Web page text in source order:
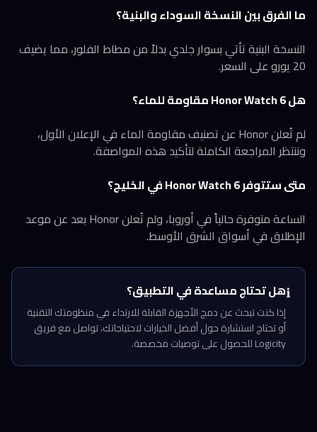
ما الفرق بين النسخة السوداء والبنية؟
النسخة البنية تأتي بسوار جلدي بدلاً من مطاط الفلور، مما يضيف
20 يورو على السعر.
هل Honor Watch 6 مقاومة للماء؟
لم تُعلن Honor عن تصنيف مقاومة الماء في الإعلان الأول،
وننتظر المراجعة الكاملة لتأكيد هذه المواصفة.
متى ستتوفر Honor Watch 6 في الخليج؟
الساعة متوفرة حالياً في أوروبا، ولم تُعلن Honor بعد عن موعد
الإطلاق في أسواق الشرق الأوسط.
ℹ️هل تحتاج مساعدة في التطبيق؟
إذا كنت تبحث عن دمج الأجهزة القابلة للارتداء في منظومتك التقنية
أو تحتاج استشارة حول أفضل الخيارات لاحتياجاتك، تواصل مع فريق
Logicity للحصول على توصيات مخصصة.